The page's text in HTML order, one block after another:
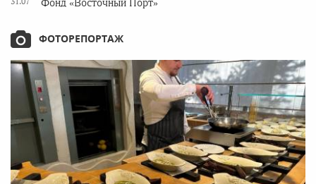
Фонд «Восточный Порт»
ФОТОРЕПОРТАЖ